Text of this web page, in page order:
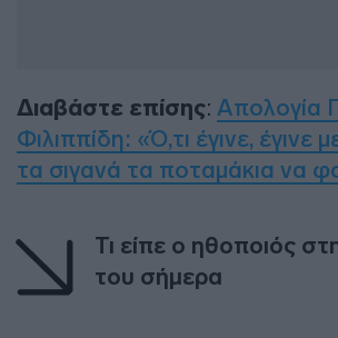
Διαβάστε επίσης: Απολογία
Φιλιππίδη: «Ό,τι έγινε, έγινε
τα σιγανά τα ποταμάκια να
Τι είπε ο ηθοποιός
του σήμερα